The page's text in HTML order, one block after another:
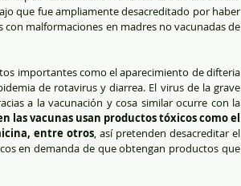
que fue ampliamente desacreditado por haber
malformaciones en madres no vacunadas de
importantes como el aparecimiento de difteria
de rotavirus y diarrea. El virus de la grave
a la vacunación y cosa similar ocurre con la
las vacunas usan productos tóxicos como el
entre otros, así pretenden desacreditar el
en demanda de que obtengan productos que